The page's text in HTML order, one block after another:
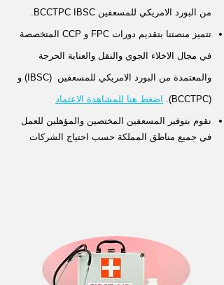
من البورد الامريكي للمسعفين BCCTPC IBSC.
تتميز منصتنا بتقديم دورات FPC و CCP المتخصصة
في مجال الاخلاء الجوي والنقل والعناية الحرجة
والمعتمدة من البورد الامريكي للمسعفين (IBS C) و
(BCCTPC). اضغط هنا للمشاهدة الاعتماد
نقوم بتوفير المسعفين المختصين والمؤهلين للعمل
في جميع مناطق المملكة حسب احتياج الشركات